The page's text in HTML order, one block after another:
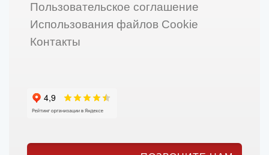
Пользовательское соглашение
Использования файлов Cookie
Контакты